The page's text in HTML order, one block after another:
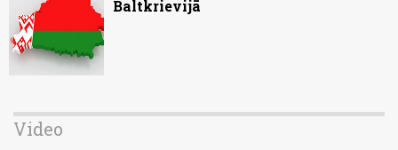
Baltkrievijā
Video